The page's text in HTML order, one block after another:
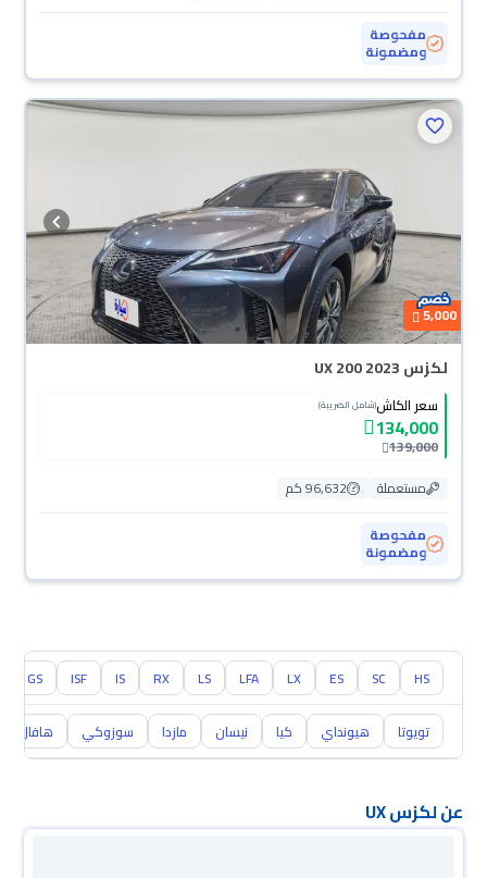
مفحوصة
ومضمونة
5,000
لكزس UX 200 2023
سعر الكاش(شامل الضريبة)
134,000
139,000
مستعملة
96,632 كم
مفحوصة
ومضمونة
HS
SC
ES
LX
LFA
LS
RX
IS
ISF
GS
تويوتا هيونداي كيا نيسان مازدا سوزوكي هافال
عن لكزس UX